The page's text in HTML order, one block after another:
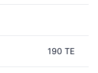
190 TE